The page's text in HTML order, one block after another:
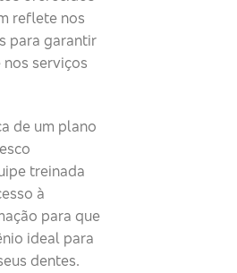
reflete nos
para garantir
serviços
de um plano
treinada
à
para que
ideal para
dentes.